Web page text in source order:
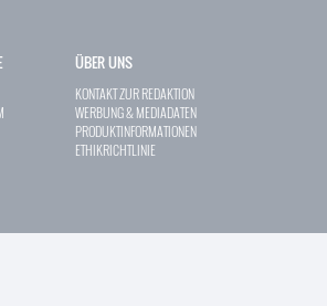
ÜBER UNS
KONTAKT ZUR REDAKTION
WERBUNG & MEDIADATEN
PRODUKTINFORMATIONEN
ETHIKRICHTLINIE